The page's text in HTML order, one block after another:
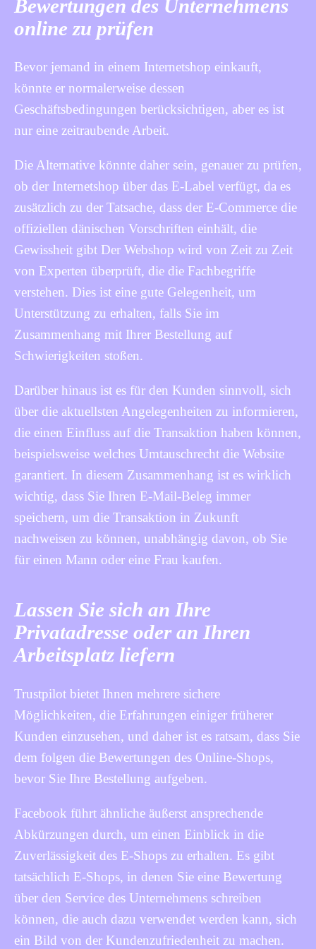
Bewertungen des Unternehmens
online zu prüfen
Bevor jemand in einem Internetshop einkauft,
könnte er normalerweise dessen
Geschäftsbedingungen berücksichtigen, aber es ist
nur eine zeitraubende Arbeit.
Die Alternative könnte daher sein, genauer zu prüfen,
ob der Internetshop über das E-Label verfügt, da es
zusätzlich zu der Tatsache, dass der E-Commerce die
offiziellen dänischen Vorschriften einhält, die
Gewissheit gibt Der Webshop wird von Zeit zu Zeit
von Experten überprüft, die die Fachbegriffe
verstehen. Dies ist eine gute Gelegenheit, um
Unterstützung zu erhalten, falls Sie im
Zusammenhang mit Ihrer Bestellung auf
Schwierigkeiten stoßen.
Darüber hinaus ist es für den Kunden sinnvoll, sich
über die aktuellsten Angelegenheiten zu informieren,
die einen Einfluss auf die Transaktion haben können,
beispielsweise welches Umtauschrecht die Website
garantiert. In diesem Zusammenhang ist es wirklich
wichtig, dass Sie Ihren E-Mail-Beleg immer
speichern, um die Transaktion in Zukunft
nachweisen zu können, unabhängig davon, ob Sie
für einen Mann oder eine Frau kaufen.
Lassen Sie sich an Ihre
Privatadresse oder an Ihren
Arbeitsplatz liefern
Trustpilot bietet Ihnen mehrere sichere
Möglichkeiten, die Erfahrungen einiger früherer
Kunden einzusehen, und daher ist es ratsam, dass Sie
dem folgen die Bewertungen des Online-Shops,
bevor Sie Ihre Bestellung aufgeben.
Facebook führt ähnliche äußerst ansprechende
Abkürzungen durch, um einen Einblick in die
Zuverlässigkeit des E-Shops zu erhalten. Es gibt
tatsächlich E-Shops, in denen Sie eine Bewertung
über den Service des Unternehmens schreiben
können, die auch dazu verwendet werden kann, sich
ein Bild von der Kundenzufriedenheit zu machen.